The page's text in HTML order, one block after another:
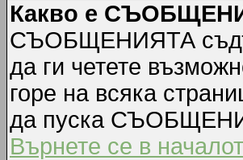
Какво е
СЪОБЩЕНИЯТА
да ги четете
горе на всяка
да пуска
Върнете се в